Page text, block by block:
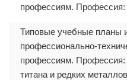
профессиям. Профессия:
Типовые учебные планы
профессионально-
профессиям. Профессия:
титана и редких металлов